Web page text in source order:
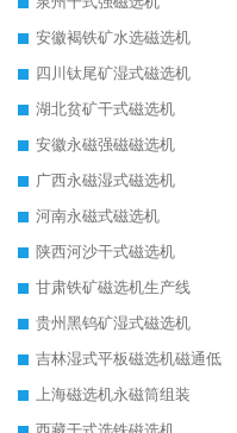
安徽褐铁矿水选磁选机
四川钛尾矿湿式磁选机
湖北贫矿干式磁选机
安徽永磁强磁磁选机
广西永磁湿式磁选机
河南永磁式磁选机
陕西河沙干式磁选机
甘肃铁矿磁选机生产线
贵州黑钨矿湿式磁选机
吉林湿式平板磁选机磁通低
上海磁选机永磁筒组装